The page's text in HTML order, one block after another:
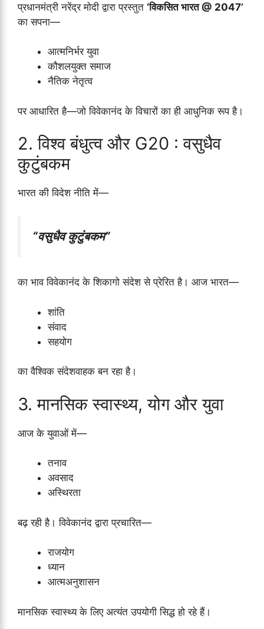
प्रधानमंत्री नरेंद्र मोदी द्वारा प्रस्तुत ‘विकसित भारत @ 2047’
का सपना—
आत्मनिर्भर युवा
कौशलयुक्त समाज
नैतिक नेतृत्व
पर आधारित है—जो विवेकानंद के विचारों का ही आधुनिक रूप है।
2. विश्व बंधुत्व और G20 : वसुधैव
कुटुंबकम
भारत की विदेश नीति में—
“वसुधैव कुटुंबकम”
का भाव विवेकानंद के शिकागो संदेश से प्रेरित है। आज भारत—
शांति
संवाद
सहयोग
का वैश्विक संदेशवाहक बन रहा है।
3. मानसिक स्वास्थ्य, योग और युवा
आज के युवाओं में—
तनाव
अवसाद
अस्थिरता
बढ़ रही है। विवेकानंद द्वारा प्रचारित—
राजयोग
ध्यान
आत्मअनुशासन
मानसिक स्वास्थ्य के लिए अत्यंत उपयोगी सिद्ध हो रहे हैं।